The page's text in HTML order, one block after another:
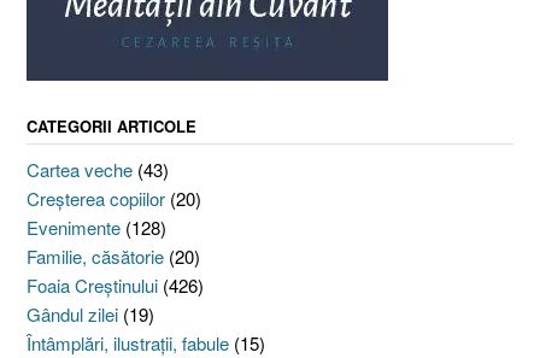
CATEGORII ARTICOLE
Cartea veche (43)
Creşterea copiilor (20)
Evenimente (128)
Familie, căsătorie (20)
Foaia Creştinului (426)
Gândul zilei (19)
Întâmplări, ilustraţii, fabule (15)